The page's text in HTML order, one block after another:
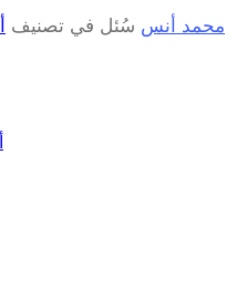
محمد أنس سُئل في تصنيف